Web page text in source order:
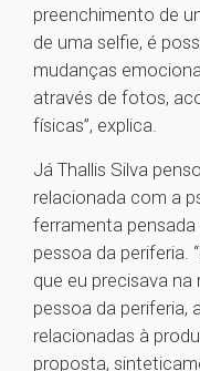
preenchimento de
de uma selfie, é
mudanças
através de fotos,
físicas”, explica.
Já Thallis Silva
relacionada com a
ferramenta
pessoa da periferia.
que eu precisava
pessoa da periferia,
relacionadas à
proposta,